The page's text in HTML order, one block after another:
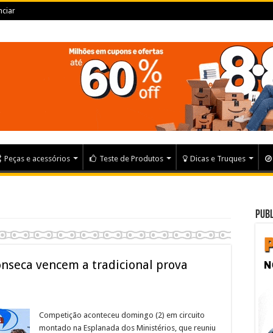
Peças e acessórios Teste de Produtos Dicas e Truques
vencem a tradicional prova
Competição aconteceu domingo (2) em circuito
montado na Esplanada dos Ministérios, que reuniu